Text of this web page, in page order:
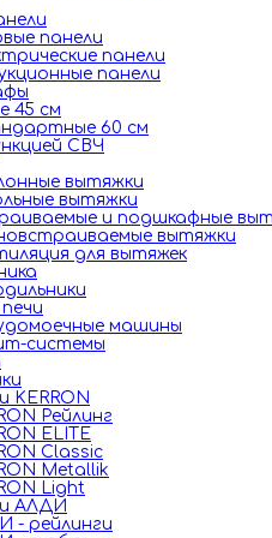
панели
панели
панели
45 см
60 см
СВЧ
вытяжки
вытяжки
и подшкафные
вытяжки
для вытяжек
машины
системы
KERRON
Рейлинг
ELITE
Classic
Metallik
Light
АЛДИ
- рейлинги